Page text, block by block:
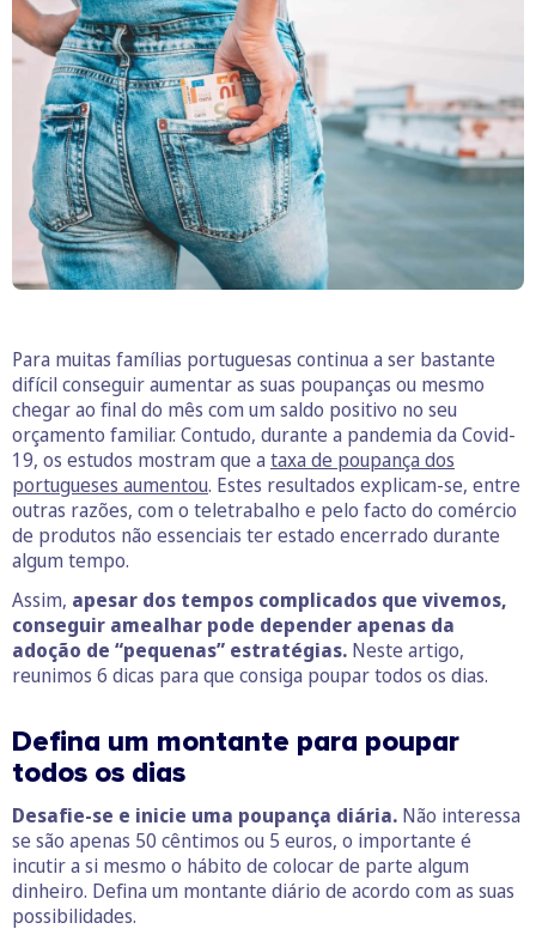
Para muitas famílias portuguesas continua a ser bastante
difícil conseguir aumentar as suas poupanças ou mesmo
chegar ao final do mês com um saldo positivo no seu
orçamento familiar. Contudo, durante a pandemia da Covid-
19, os estudos mostram que a taxa de poupança dos
portugueses aumentou. Estes resultados explicam-se, entre
outras razões, com o teletrabalho e pelo facto do comércio
de produtos não essenciais ter estado encerrado durante
algum tempo.
Assim, apesar dos tempos complicados que vivemos,
conseguir amealhar pode depender apenas da
adoção de “pequenas” estratégias. Neste artigo,
reunimos 6 dicas para que consiga poupar todos os dias.
Defina um montante para poupar
todos os dias
Desafie-se e inicie uma poupança diária. Não interessa
se são apenas 50 cêntimos ou 5 euros, o importante é
incutir a si mesmo o hábito de colocar de parte algum
dinheiro. Defina um montante diário de acordo com as suas
possibilidades.